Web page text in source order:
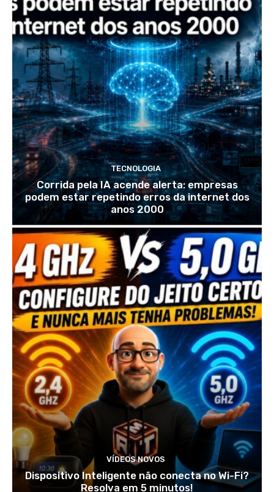
TECNOLOGIA
Corrida pela IA acende alerta: empresas
podem estar repetindo erros da internet dos
anos 2000
VÍDEOS NOVOS
Dispositivo Inteligente não conecta no Wi-Fi?
Resolva em 5 minutos!